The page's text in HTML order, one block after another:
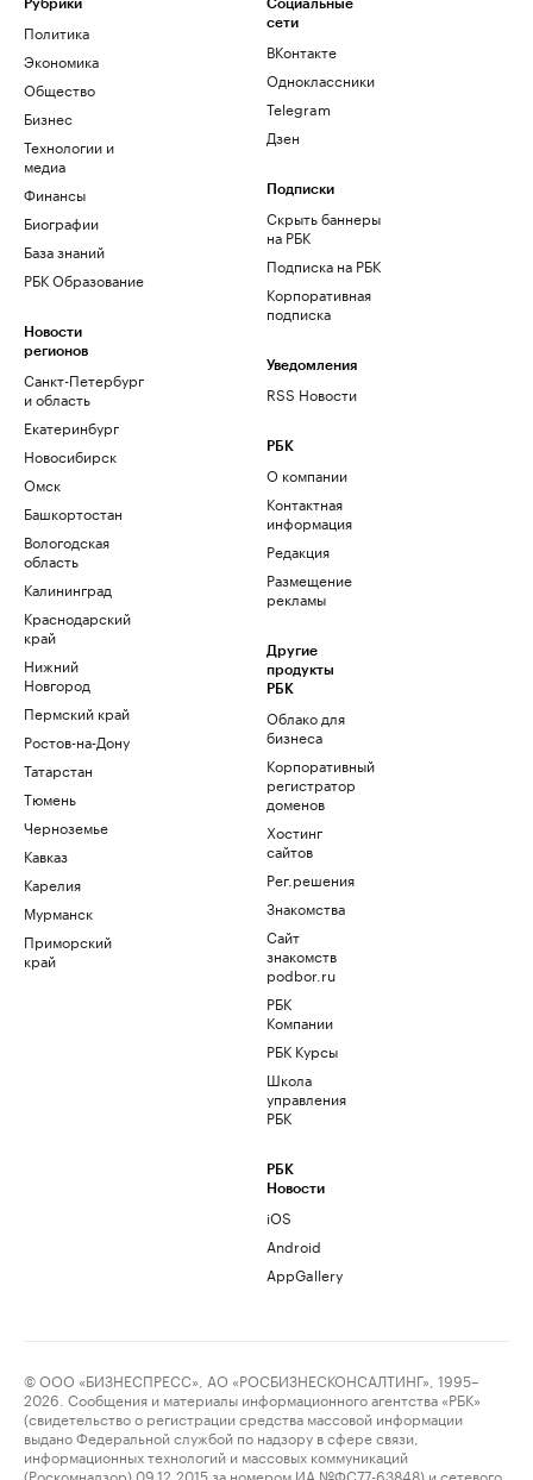
Рубрики
Политика
Экономика
Общество
Бизнес
Технологии и
медиа
Финансы
Биографии
База знаний
РБК Образование
Новости
регионов
Санкт-Петербург
и область
Екатеринбург
Новосибирск
Омск
Башкортостан
Вологодская
область
Калининград
Краснодарский
край
Нижний
Новгород
Пермский край
Ростов-на-Дону
Татарстан
Тюмень
Черноземье
Кавказ
Карелия
Мурманск
Приморский
край
Социальные
сети
ВКонтакте
Одноклассники
Telegram
Дзен
Подписки
Скрыть баннеры
на РБК
Подписка на РБК
Корпоративная
подписка
Уведомления
RSS Новости
РБК
О компании
Контактная
информация
Редакция
Размещение
рекламы
Другие
продукты
РБК
Облако для
бизнеса
Корпоративный
регистратор
доменов
Хостинг
сайтов
Рег.решения
Знакомства
Сайт
знакомств
podbor.ru
РБК
Компании
РБК Курсы
Школа
управления
РБК
РБК
Новости
iOS
Android
AppGallery
© ООО «БИЗНЕСПРЕСС», АО «РОСБИЗНЕСКОНСАЛТИНГ», 1995–
2026. Сообщения и материалы информационного агентства «РБК»
(свидетельство о регистрации средства массовой информации
выдано Федеральной службой по надзору в сфере связи,
информационных технологий и массовых коммуникаций
(Роскомнадзор) 09.12.2015 за номером ИА №ФС77-63848) и сетевого